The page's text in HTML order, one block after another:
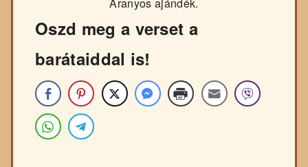
Aranyos ajándék.
Oszd meg a verset a
barátaiddal is!